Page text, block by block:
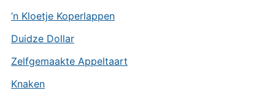
’n Kloetje Koperlappen
Duidze Dollar
Zelfgemaakte Appeltaart
Knaken